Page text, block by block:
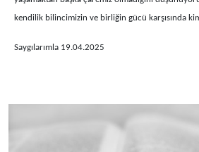
kendilik bilincimizin ve birliğin gücü karşısında
Saygılarımla 19.04.2025